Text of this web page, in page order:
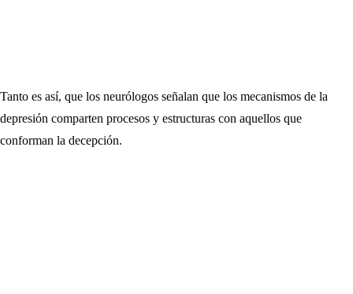
Tanto es así, que los neurólogos señalan que los mecanismos de la
depresión comparten procesos y estructuras con aquellos que
conforman la decepción.